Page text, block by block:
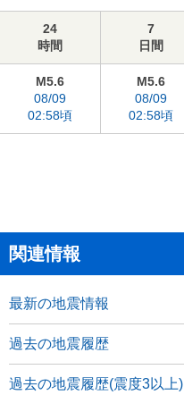
24
時間
7
日間
M5.6
08/09
02:58頃
M5.6
08/09
02:58頃
関連情報
最新の地震情報
過去の地震履歴
過去の地震履歴(震度3以上)